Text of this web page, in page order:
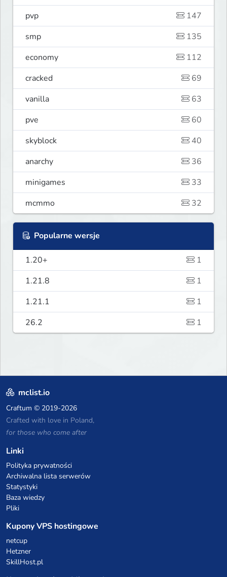
pvp
147
smp
135
economy
112
cracked
69
vanilla
63
pve
60
skyblock
40
anarchy
36
minigames
33
mcmmo
32
Popularne wersje
1.20+
1
1.21.8
1
1.21.1
1
26.2
1
mclist.io
Craftum © 2019-2026
Crafted with love in Poland,
for those who come after
Linki
Polityka prywatności
Archiwalna lista serwerów
Statystyki
Baza wiedzy
Pliki
Kupony VPS hostingowe
netcup
Hetzner
SkillHost.pl